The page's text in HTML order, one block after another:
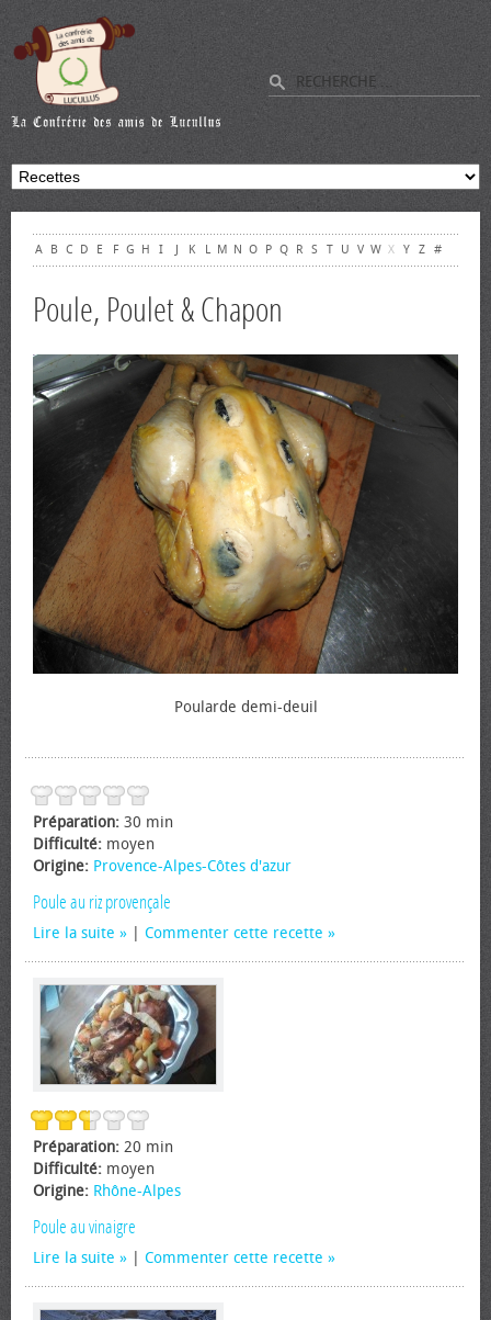
A B C D E F G H I J K L M N O P Q R S T U V W X Y Z #
Poule, Poulet & Chapon
Poularde demi-deuil
Préparation: 30 min
Difficulté: moyen
Origine: Provence-Alpes-Côtes d'azur
Poule au riz provençale
Lire la suite Commenter cette recette
Préparation: 20 min
Difficulté: moyen
Origine: Rhône-Alpes
Poule au vinaigre
Lire la suite Commenter cette recette